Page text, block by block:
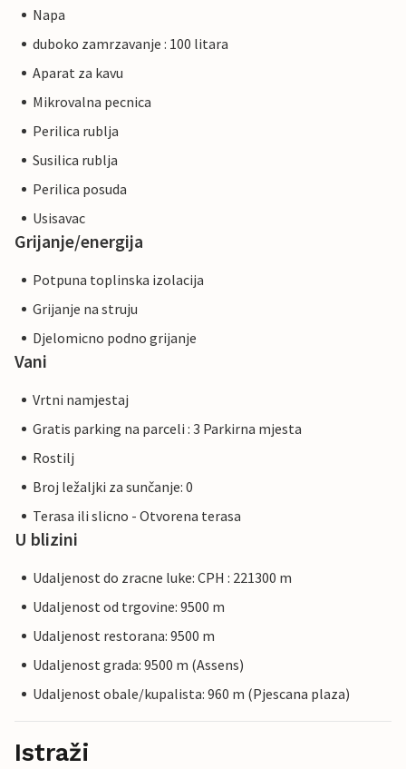
Napa
duboko zamrzavanje : 100 litara
Aparat za kavu
Mikrovalna pecnica
Perilica rublja
Susilica rublja
Perilica posuda
Usisavac
Grijanje/energija
Potpuna toplinska izolacija
Grijanje na struju
Djelomicno podno grijanje
Vani
Vrtni namjestaj
Gratis parking na parceli : 3 Parkirna mjesta
Rostilj
Broj ležaljki za sunčanje: 0
Terasa ili slicno - Otvorena terasa
U blizini
Udaljenost do zracne luke: CPH : 221300 m
Udaljenost od trgovine: 9500 m
Udaljenost restorana: 9500 m
Udaljenost grada: 9500 m (Assens)
Udaljenost obale/kupalista: 960 m (Pjescana plaza)
Istraži